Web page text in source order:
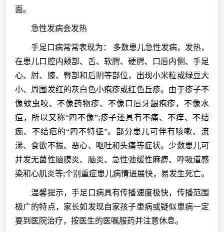
面。
急性发病会发热
手足口病常常表现为： 多数患儿急性发病，发热，
在患儿口腔内颊部、舌、软腭、硬腭、口唇内侧、手足
心、肘、膝、臀部和后阴等部位，出现小米粒或绿豆大
小、周围发红的灰白色小疱疹或红色丘疹。由于疹子不
像蚊虫咬、不像药物疹、不像口唇牙龈疱疹，不像水
痘，所以又称“四不像”;疹子还具有不痛、不痒、不结
痂、不结疤的“四不特征”。部分患儿可伴有咳嗽、流
涕、食欲不振、恶心、呕吐和头痛等症状。少数患儿可
并发无菌性脑膜炎、脑炎、急性弛缓性麻痹、呼吸道感
染和心肌炎等;个别重症患儿病情进展快，易发生死亡。
温馨提示，手足口病具有传播速度极快，传播范围
极广的特点，家长如发现自家孩子患病或疑似患病一定
要到医院治疗，按医生的医嘱服药并注意休息。